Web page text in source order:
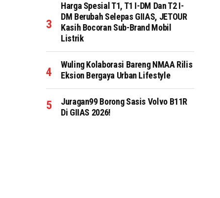
Harga Spesial T1, T1 I-DM Dan T2 I-
DM Berubah Selepas GIIAS, JETOUR
Kasih Bocoran Sub-Brand Mobil
Listrik
Wuling Kolaborasi Bareng NMAA Rilis
Eksion Bergaya Urban Lifestyle
Juragan99 Borong Sasis Volvo B11R
Di GIIAS 2026!